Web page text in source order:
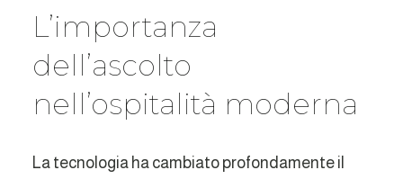
L’importanza
dell’ascolto
nell’ospitalità moderna
La tecnologia ha cambiato profondamente il